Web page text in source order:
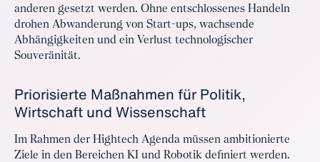
anderen gesetzt werden. Ohne entschlossenes Handeln
drohen Abwanderung von Start-ups, wachsende
Abhängigkeiten und ein Verlust technologischer
Souveränität.
Priorisierte Maßnahmen für Politik,
Wirtschaft und Wissenschaft
Im Rahmen der Hightech Agenda müssen ambitionierte
Ziele in den Bereichen KI und Robotik definiert werden.